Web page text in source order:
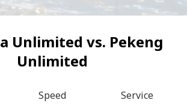
Unlimited vs. Pekeng
Unlimited
Speed Service